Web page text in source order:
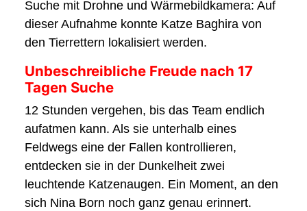
Suche mit Drohne und Wärmebildkamera: Auf
dieser Aufnahme konnte Katze Baghira von
den Tierrettern lokalisiert werden.
Unbeschreibliche Freude nach 17
Tagen Suche
12 Stunden vergehen, bis das Team endlich
aufatmen kann. Als sie unterhalb eines
Feldwegs eine der Fallen kontrollieren,
entdecken sie in der Dunkelheit zwei
leuchtende Katzenaugen. Ein Moment, an den
sich Nina Born noch ganz genau erinnert.